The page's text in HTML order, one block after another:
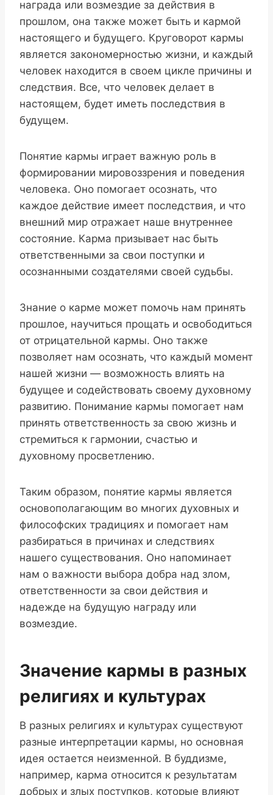
награда или возмездие за действия в
прошлом, она также может быть и кармой
настоящего и будущего. Круговорот кармы
является закономерностью жизни, и каждый
человек находится в своем цикле причины и
следствия. Все, что человек делает в
настоящем, будет иметь последствия в
будущем.
Понятие кармы играет важную роль в
формировании мировоззрения и поведения
человека. Оно помогает осознать, что
каждое действие имеет последствия, и что
внешний мир отражает наше внутреннее
состояние. Карма призывает нас быть
ответственными за свои поступки и
осознанными создателями своей судьбы.
Знание о карме может помочь нам принять
прошлое, научиться прощать и освободиться
от отрицательной кармы. Оно также
позволяет нам осознать, что каждый момент
нашей жизни — возможность влиять на
будущее и содействовать своему духовному
развитию. Понимание кармы помогает нам
принять ответственность за свою жизнь и
стремиться к гармонии, счастью и
духовному просветлению.
Таким образом, понятие кармы является
основополагающим во многих духовных и
философских традициях и помогает нам
разбираться в причинах и следствиях
нашего существования. Оно напоминает
нам о важности выбора добра над злом,
ответственности за свои действия и
надежде на будущую награду или
возмездие.
Значение кармы в разных
религиях и культурах
В разных религиях и культурах существуют
разные интерпретации кармы, но основная
идея остается неизменной. В буддизме,
например, карма относится к результатам
добрых и злых поступков, которые влияют